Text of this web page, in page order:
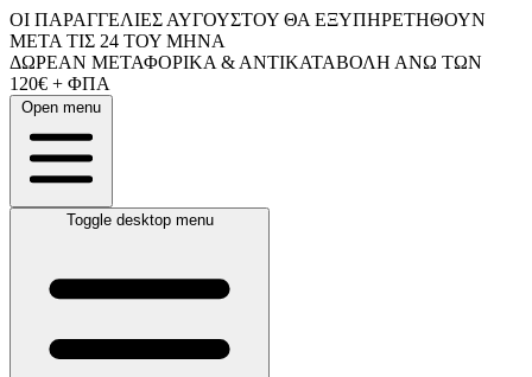
ΟΙ ΠΑΡΑΓΓΕΛΙΕΣ ΑΥΓΟΥΣΤΟΥ ΘΑ ΕΞΥΠΗΡΕΤΗΘΟΥΝ
ΜΕΤΑ ΤΙΣ 24 ΤΟΥ ΜΗΝΑ
ΔΩΡΕΑΝ ΜΕΤΑΦΟΡΙΚΑ & ΑΝΤΙΚΑΤΑΒΟΛΗ ΑΝΩ ΤΩΝ
120€ + ΦΠΑ
Open menu
Toggle desktop menu